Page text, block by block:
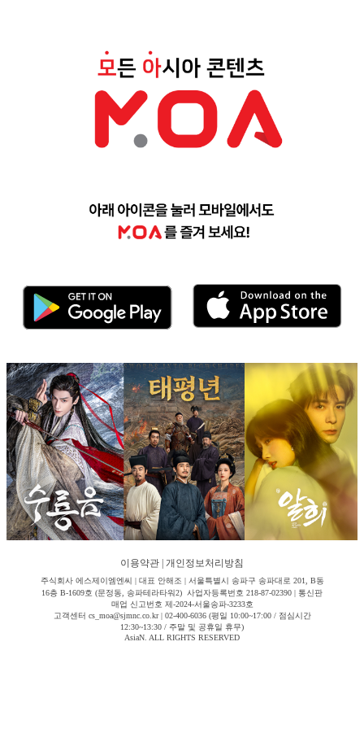
이용약관 개인정보처리방침
주식회사 에스제이엠엔씨 | 대표 안해조 | 서울특별시 송파구 송파대로 201, B동
16층 B-1609호 (문정동, 송파테라타워2) 사업자등록번호 218-87-02390 | 통신판
매업 신고번호 제-2024-서울송파-3233호
고객센터 cs_moa@sjmnc.co.kr | 02-400-6036 (평일 10:00~17:00 / 점심시간
12:30~13:30 / 주말 및 공휴일 휴무)
AsiaN. ALL RIGHTS RESERVED